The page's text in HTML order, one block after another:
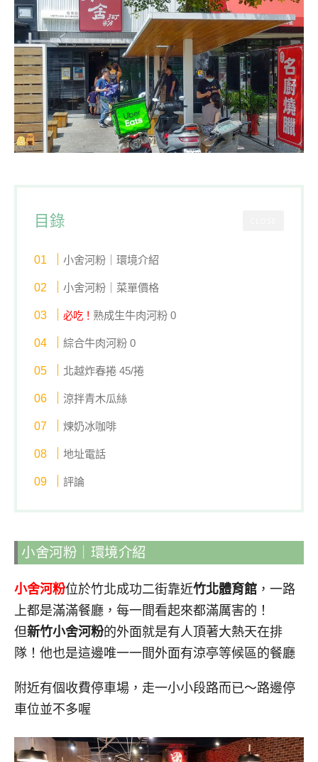
目錄
小舍河粉｜環境介紹
小舍河粉｜菜單價格
必吃！ 熟成生牛肉河粉 0
綜合牛肉河粉 0
北越炸春捲 45/捲
涼拌青木瓜絲
煉奶冰咖啡
地址電話
評論
小舍河粉｜環境介紹
小舍河粉位於竹北成功二街靠近竹北體育館 ，一路
上都是滿滿餐廳，每一間看起來都滿厲害的！
但新竹小舍河粉的外面就是有人頂著大熱天在排
隊！他也是這邊唯一一間外面有涼亭等候區的餐廳
附近有個收費停車場，走一小小段路而已～路邊停
車位並不多喔